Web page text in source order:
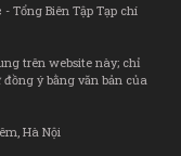
- Tổng Biên Tập Tạp chí
trên website này; chỉ
ý bằng văn bản của
Hà Nội